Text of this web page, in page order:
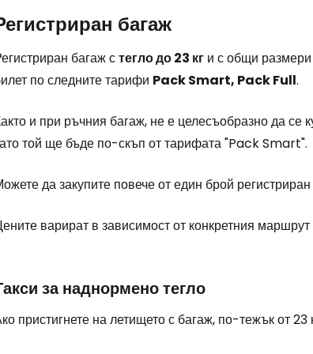
багаж
багаж стегло до 23 кг и с общи
по следните тарифи Pack Smart, Pack Full.
и при ръчния багаж, не е целесъобразно да се
той ще бъде по-скъп от тарифата "Pack Smart".
да закупите повече от един брой
варират в зависимост от конкретния
за наднормено тегло
пристигнете на летището с багаж, по-тежък от